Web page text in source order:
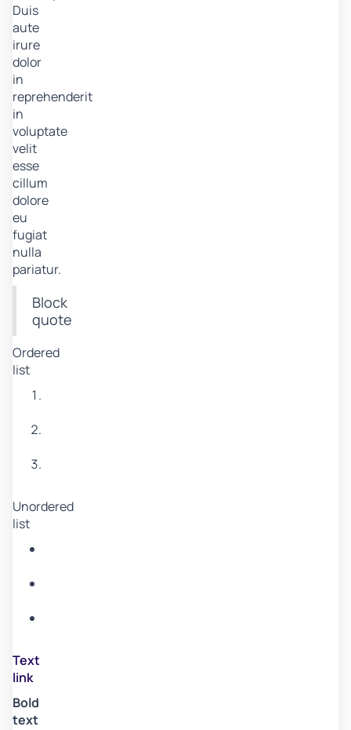
Duis
aute
irure
dolor
in
reprehenderit
in
voluptate
velit
esse
cillum
dolore
eu
fugiat
nulla
pariatur.
Block
quote
Ordered
list
Unordered
list
Text
link
Bold
text